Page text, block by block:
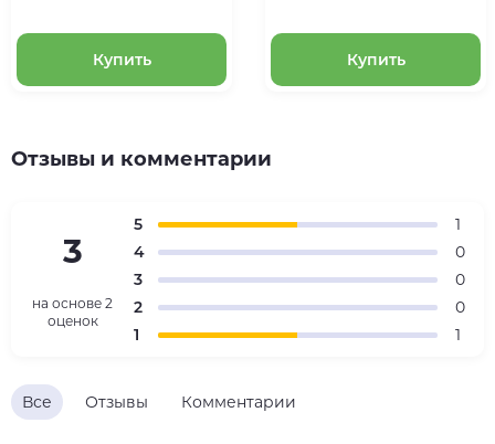
Купить Купить
Отзывы и комментарии
Все Отзывы Комментарии
3
на основе 2
оценок
5
1
4
0
3
0
2
0
1
1